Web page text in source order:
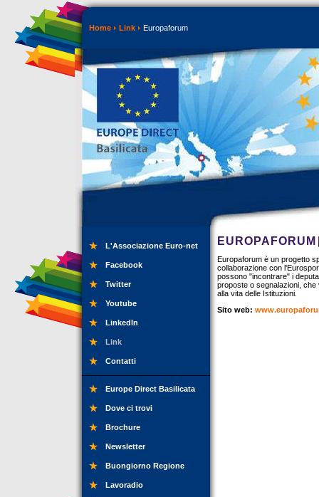
Home Link Europaforum
L'Associazione Euro-net
Facebook
Twitter
Youtube
LinkedIn
Link
Contatti
Europe Direct Basilicata
Dove ci trovi
Brochure
Newsletter
Buongiorno Regione
Lavoradio
EUROPAFORUM
Europaforum è un progetto
collaborazione con
possono "incontrare" i
proposte o segnalazioni,
alla vita delle Istituzioni.
Sito web: